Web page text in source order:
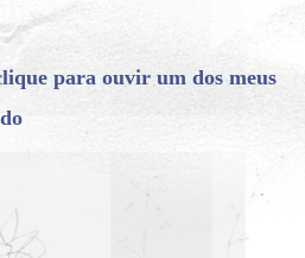
para ouvir um dos meus